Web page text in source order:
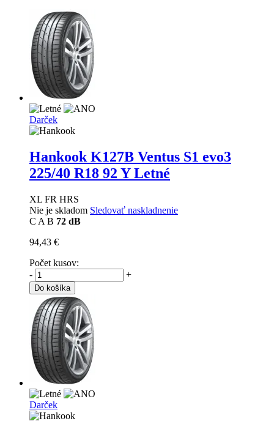
Darček
Hankook K127B Ventus S1 evo3
225/40 R18 92 Y Letné
XL FR HRS
Nie je skladom Sledovať naskladnenie
C A B 72 dB
94,43 €
Počet kusov:
-
+
Do košíka
Darček